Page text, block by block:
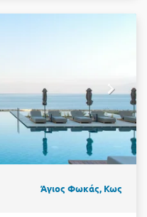
Άγιος Φωκάς, Κως